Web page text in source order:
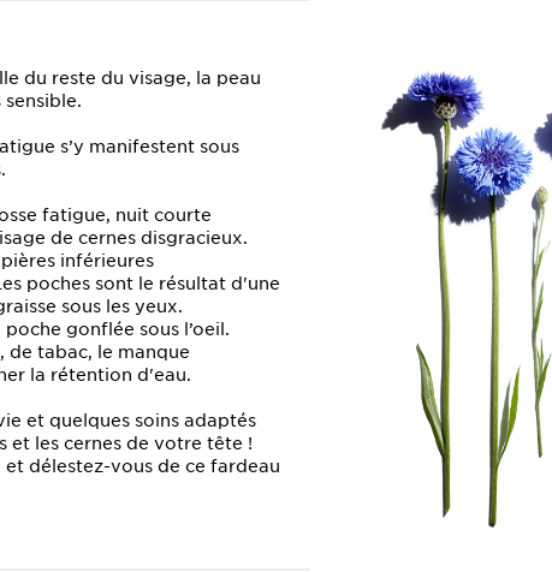
du reste du visage, la peau
s’y manifestent sous
fatigue, nuit courte
de cernes disgracieux.
inférieures
poches sont le résultat d'une
sous les yeux.
gonflée sous l’oeil.
de tabac, le manque
la rétention d'eau.
et quelques soins adaptés
et les cernes de votre tête !
délestez-vous de ce fardeau